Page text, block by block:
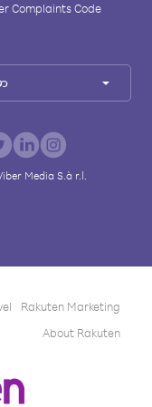
Complaints Code
ာ
Media S.à r.l.
Rakuten Marketing
About Rakuten